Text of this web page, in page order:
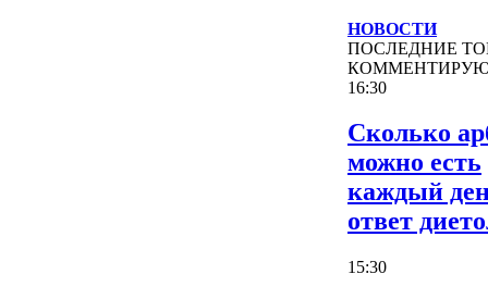
НОВОСТИ
ПОСЛЕДНИЕ
16:30
Сколько
можно есть
каждый
ответ
15:30